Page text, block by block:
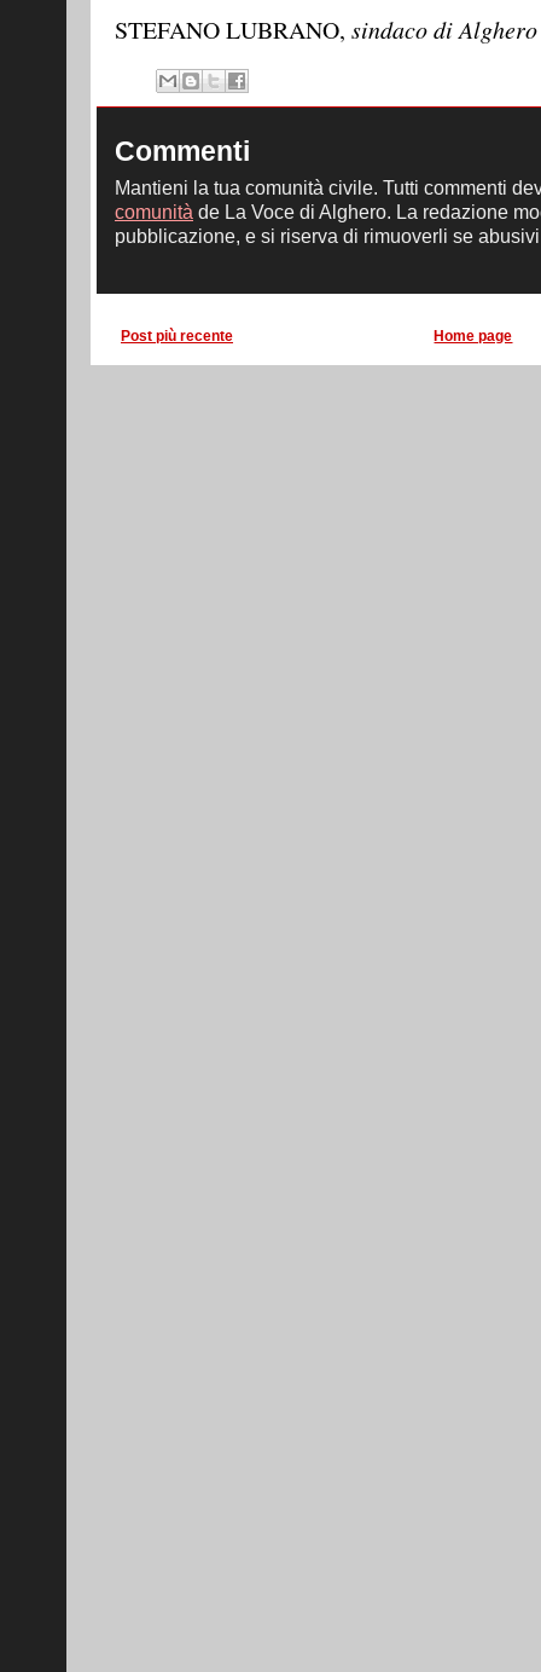
STEFANO LUBRANO, sindaco di Alghero
Commenti
Mantieni la tua comunità civile. Tutti commenti
comunità de La Voce di Alghero. La redazione
pubblicazione, e si riserva di rimuoverli se
Post più recente Home page